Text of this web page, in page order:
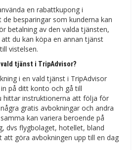
en rabattkupong i
besparingar som kunderna kan
betalning av den valda tjänsten,
du kan köpa en annan tjänst
vistelsen.
vald tjänst i TripAdvisor?
i en vald tjänst i TripAdvisor
på ditt konto och gå till
hittar instruktionerna att följa för
gratis avbokningar och andra
kan variera beroende på
dvs flygbolaget, hotellet, bland
att göra avbokningen upp till en dag